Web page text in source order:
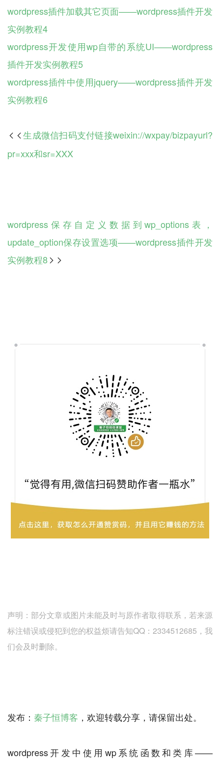
wordpress插件加载其它页面——wordpress插件开发
实例教程4
wordpress开发使用wp自带的系统UI——wordpress
插件开发实例教程5
wordpress插件中使用jquery——wordpress插件开发
实例教程6
 生成微信扫码支付链接weixin://wxpay/bizpayurl?
pr=xxx和sr=XXX
wordpress保存自定义数据到wp_options表，
update_option保存设置选项——wordpress插件开发
实例教程8 
声明：部分文章或图片未能及时与原作者取得联系，若来源
标注错误或侵犯到您的权益烦请告知QQ：2334512685，我
们会及时删除。
发布： 秦子恒博客 ，欢迎转载分享，请保留出处。
wordpress开发中使用wp系统函数和类库——